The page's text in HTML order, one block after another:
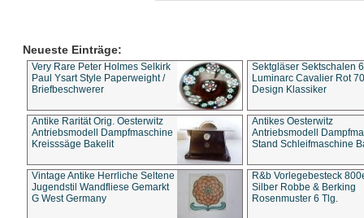
Neueste Einträge:
Very Rare Peter Holmes Selkirk
Paul Ysart Style Paperweight /
Briefbeschwerer
Sektgläser Sektschalen
Luminarc Cavalier Rot
Design Klassiker
Antike Rarität Orig. Oesterwitz
Antriebsmodell Dampfmaschine
Kreisssäge Bakelit
Antikes Oesterwitz
Antriebsmodell
Stand Schleifmaschine
Vintage Antike Herrliche Seltene
Jugendstil Wandfliese Gemarkt
G West Germany
R&b Vorlegebesteck
Silber Robbe & Berking
Rosenmuster 6 Tlg.